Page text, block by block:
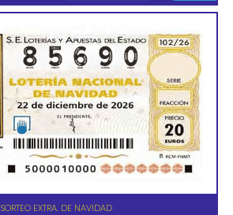
SORTEO EXTRA. DE NAVIDAD